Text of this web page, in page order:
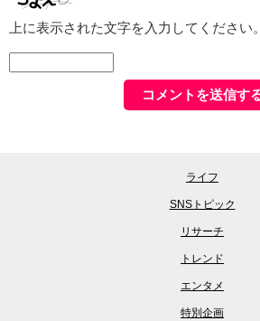
上に表示された文字を入力してください。
ライフ
SNSトピック
リサーチ
トレンド
エンタメ
特別企画